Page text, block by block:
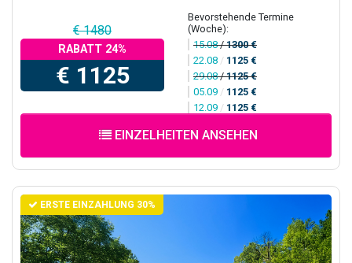
€ 1480
RABATT 24%
€ 1125
Bevorstehende Termine
(Woche):
15.08/1300 €
22.08 / 1125 €
29.08/1125 €
05.09 / 1125 €
12.09 / 1125 €
EINZELHEITEN ANSEHEN
ERSTE EINZAHLUNG 30%